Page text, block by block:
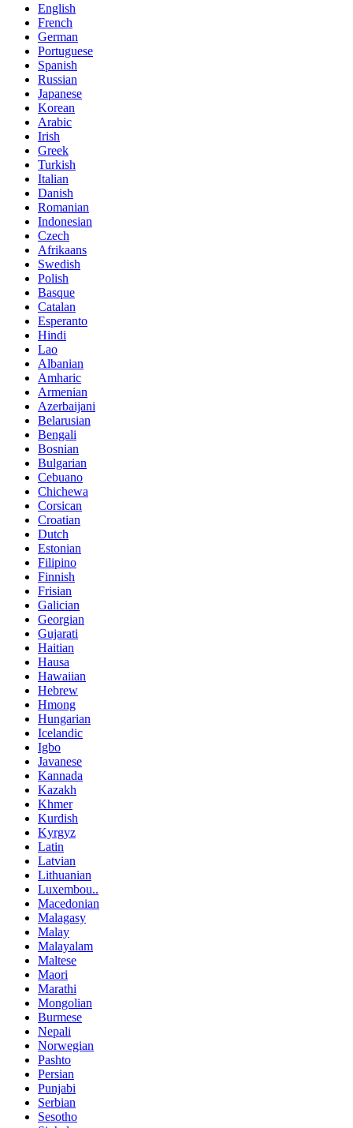
English
French
German
Portuguese
Spanish
Russian
Japanese
Korean
Arabic
Irish
Greek
Turkish
Italian
Danish
Romanian
Indonesian
Czech
Afrikaans
Swedish
Polish
Basque
Catalan
Esperanto
Hindi
Lao
Albanian
Amharic
Armenian
Azerbaijani
Belarusian
Bengali
Bosnian
Bulgarian
Cebuano
Chichewa
Corsican
Croatian
Dutch
Estonian
Filipino
Finnish
Frisian
Galician
Georgian
Gujarati
Haitian
Hausa
Hawaiian
Hebrew
Hmong
Hungarian
Icelandic
Igbo
Javanese
Kannada
Kazakh
Khmer
Kurdish
Kyrgyz
Latin
Latvian
Lithuanian
Luxembou..
Macedonian
Malagasy
Malay
Malayalam
Maltese
Maori
Marathi
Mongolian
Burmese
Nepali
Norwegian
Pashto
Persian
Punjabi
Serbian
Sesotho